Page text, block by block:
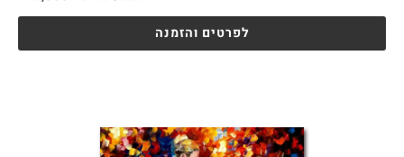
לפרטים והזמנה